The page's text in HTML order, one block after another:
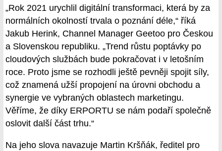
„Rok 2021 urychlil digitální transformaci, která by za
normálních okolností trvala o poznání déle,“ říká
Jakub Herink, Channel Manager Geetoo pro Českou
a Slovenskou republiku. „Trend růstu poptávky po
cloudových službách bude pokračovat i v letošním
roce. Proto jsme se rozhodli ještě pevněji spojit síly,
což znamená užší propojení na úrovni obchodu a
synergie ve vybraných oblastech marketingu.
Věříme, že díky ERPORTU se nám podaří společně
oslovit další část trhu.“
Na jeho slova navazuje Martin Kršňák, ředitel pro